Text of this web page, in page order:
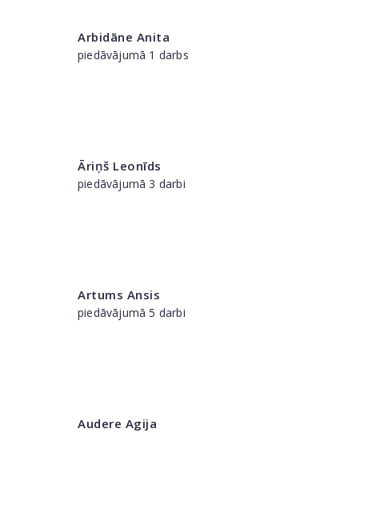
Arbidāne Anita
piedāvājumā 1 darbs
Āriņš Leonīds
piedāvājumā 3 darbi
Artums Ansis
piedāvājumā 5 darbi
Audere Agija